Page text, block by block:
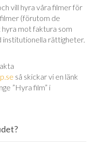
vill hyra våra filmer för
filmer (förutom de
mot faktura som
institutionella rättigheter.
så skickar vi en länk
”Hyra film” i